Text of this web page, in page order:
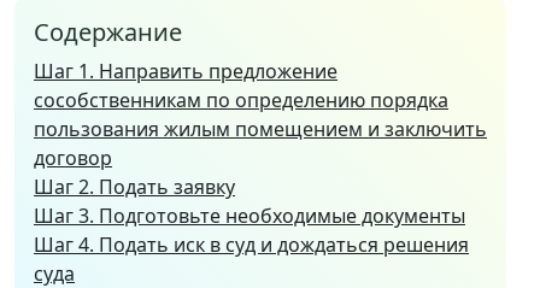
Содержание
Шаг 1. Направить предложение
сособственникам по определению порядка
пользования жилым помещением и заключить
договор
Шаг 2. Подать заявку
Шаг 3. Подготовьте необходимые документы
Шаг 4. Подать иск в суд и дождаться решения
суда